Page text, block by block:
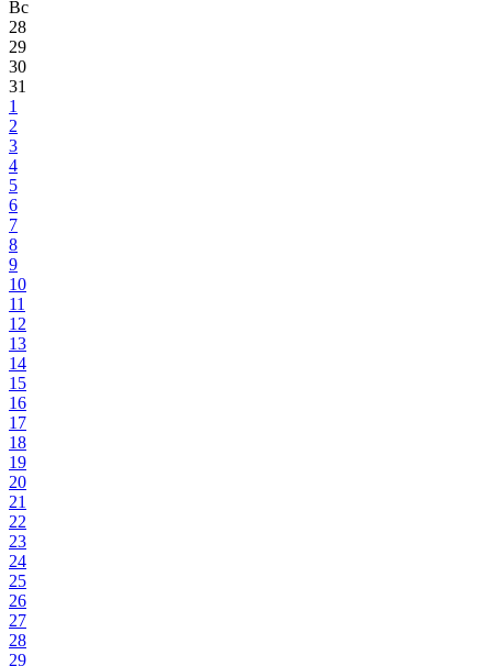
Вс
28
29
30
31
1
2
3
4
5
6
7
8
9
10
11
12
13
14
15
16
17
18
19
20
21
22
23
24
25
26
27
28
29